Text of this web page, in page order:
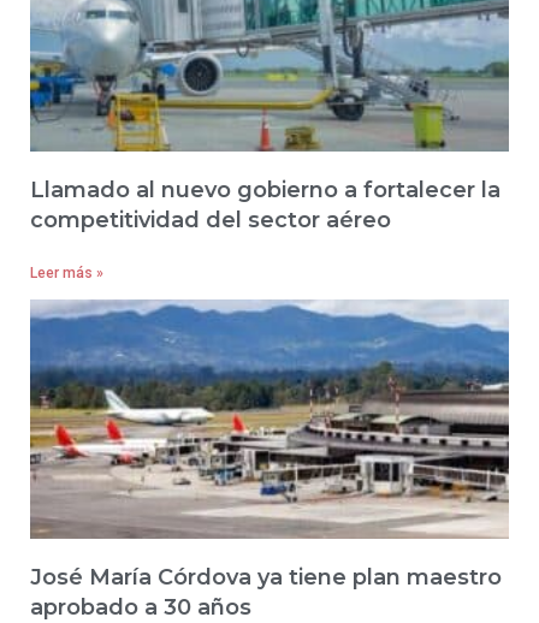
Llamado al nuevo gobierno a fortalecer la
competitividad del sector aéreo
Leer más »
José María Córdova ya tiene plan maestro
aprobado a 30 años